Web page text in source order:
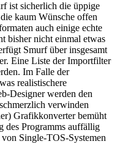
ist sicherlich die üppige
kaum Wünsche offen
auch einige echte
bisher nicht einmal etwas
Smurf über insgesamt
Eine Liste der Importfilter
Im Falle der
realistischere
Designer werden den
verwinden
Grafikkonverter bemüht
des Programms auffällig
Single-TOS-Systemen